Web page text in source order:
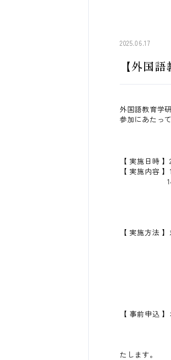
2025.06.17
【外国
外国語教育学
参加にあたっ
【 実施日時
【 実施内容
14：30～
*相談は
対面参加
オンラ
施設見
【 実施方法
＜対
関西大学
＜オンラ
https://
ミーテ
パスコ
【 事前申込
申込は7月
※対面参加
※お申込み
たします。